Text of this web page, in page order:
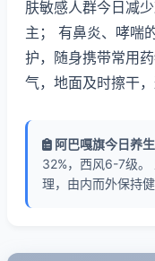
肤敏感人群今日减
主； 有鼻炎、哮喘
护，随身携带常用
气，地面及时擦干，
阿巴嘎旗今日养生
32%，西风6-7级。
理，由内而外保持健